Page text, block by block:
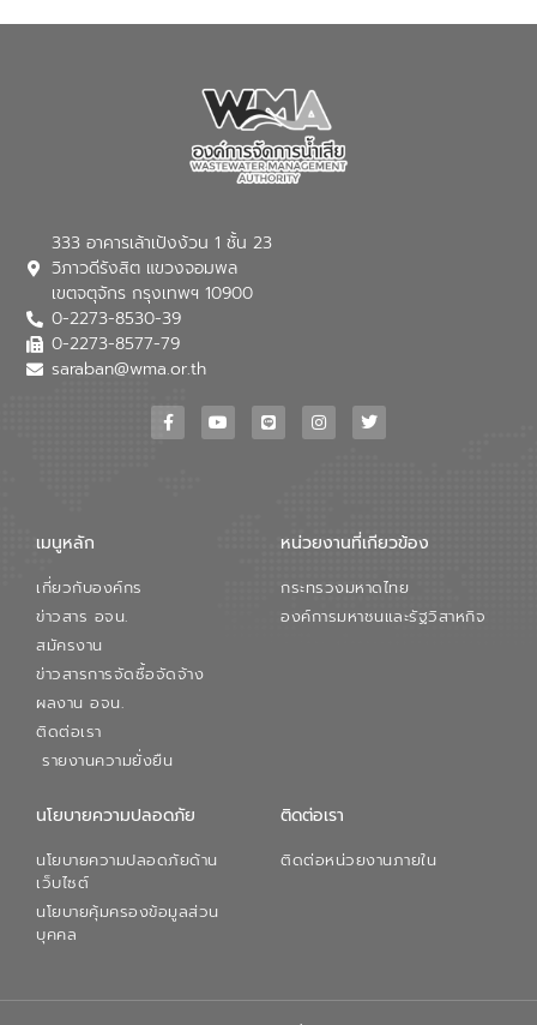
ณ เทศบาลตำบลบางเลน จังหวัดนครปฐม
333 อาคารเล้าเป้งง้วน 1 ชั้น 23
วิภาวดีรังสิต แขวงจอมพล
เขตจตุจักร กรุงเทพฯ 10900
0-2273-8530-39
0-2273-8577-79
saraban@wma.or.th
เมนูหลัก
เกี่ยวกับองค์กร
ข่าวสาร อจน.
สมัครงาน
ข่าวสารการจัดซื้อจัดจ้าง
ผลงาน อจน.
ติดต่อเรา
รายงานความยั่งยืน
หน่วยงานที่เกียวข้อง
กระทรวงมหาดไทย
องค์การมหาชนและรัฐวิสาหกิจ
นโยบายความปลอดภัย
นโยบายความปลอดภัยด้าน
เว็บไซต์
นโยบายคุ้มครองข้อมูลส่วน
บุคคล
ติดต่อเรา
ติดต่อหน่วยงานภายใน